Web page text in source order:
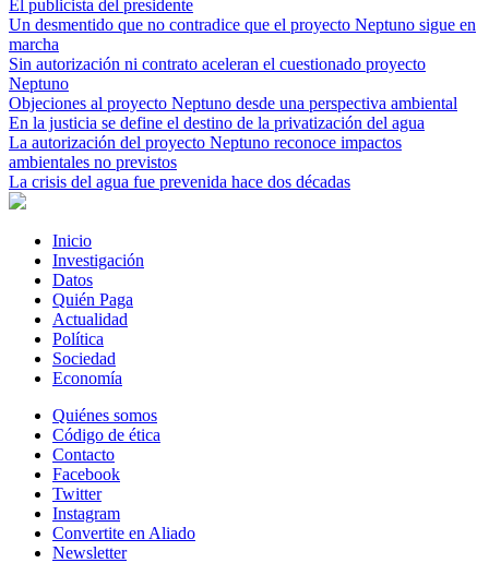
El publicista del presidente
Un desmentido que no contradice que el proyecto Neptuno sigue en
marcha
Sin autorización ni contrato aceleran el cuestionado proyecto
Neptuno
Objeciones al proyecto Neptuno desde una perspectiva ambiental
En la justicia se define el destino de la privatización del agua
La autorización del proyecto Neptuno reconoce impactos
ambientales no previstos
La crisis del agua fue prevenida hace dos décadas
Inicio
Investigación
Datos
Quién Paga
Actualidad
Política
Sociedad
Economía
Quiénes somos
Código de ética
Contacto
Facebook
Twitter
Instagram
Convertite en Aliado
Newsletter